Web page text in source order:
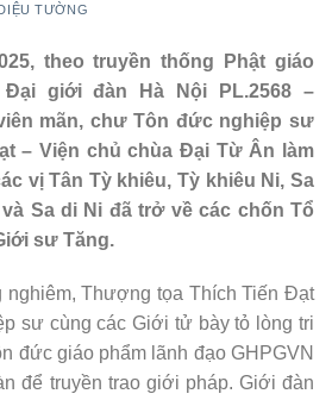
TƯỜNG
theo truyền thống Phật giáo
giới đàn Hà Nội PL.2568 –
mãn, chư Tôn đức nghiệp sư
– Viện chủ chùa Đại Từ Ân làm
vị Tân Tỳ khiêu, Tỳ khiêu Ni, Sa
Sa di Ni đã trở về các chốn Tổ
sư Tăng.
nghiêm, Thượng tọa Thích Tiến Đạt
sư cùng các Giới tử bày tỏ lòng tri
đức giáo phẩm lãnh đạo GHPGVN
để truyền trao giới pháp. Giới đàn